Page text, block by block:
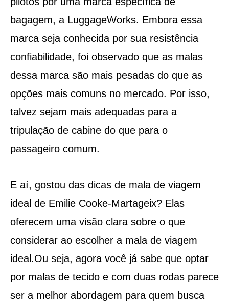
bagagem, a LuggageWorks. Embora essa
marca seja conhecida por sua resistência
confiabilidade, foi observado que as malas
dessa marca são mais pesadas do que as
opções mais comuns no mercado. Por isso,
talvez sejam mais adequadas para a
tripulação de cabine do que para o
passageiro comum.
E aí, gostou das dicas de mala de viagem
ideal de Emilie Cooke-Martageix? Elas
oferecem uma visão clara sobre o que
considerar ao escolher a mala de viagem
ideal.Ou seja, agora você já sabe que optar
por malas de tecido e com duas rodas parece
ser a melhor abordagem para quem busca